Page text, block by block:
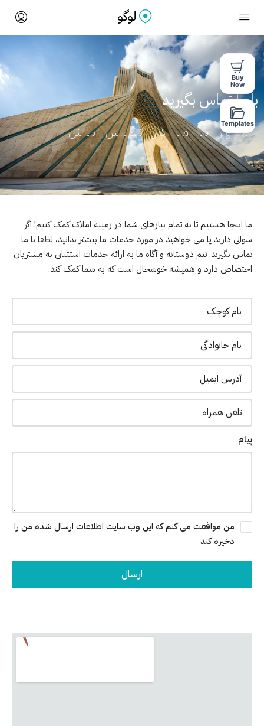
با ما تماس بگیرید
امروز با ما در تماس باش
ما اینجا هستیم تا به تمام نیازهای شما در زمینه املاک کمک کنیم! اگر
سوالی دارید یا می خواهید در مورد خدمات ما بیشتر بدانید، لطفا با ما
تماس بگیرید. تیم دوستانه و آگاه ما به ارائه خدمات استثنایی به مشتریان
اختصاص دارد و همیشه خوشحال است که به شما کمک کند.
پیام
من موافقت می کنم که این وب سایت اطلاعات ارسال شده من را
ذخیره کند
ارسال
Buy
Now
Templates